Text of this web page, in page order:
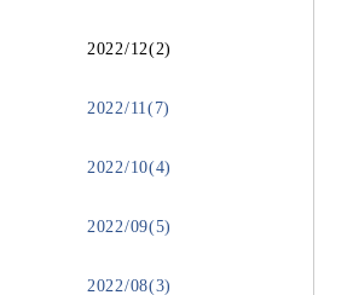
2022/12(2)
2022/11(7)
2022/10(4)
2022/09(5)
2022/08(3)